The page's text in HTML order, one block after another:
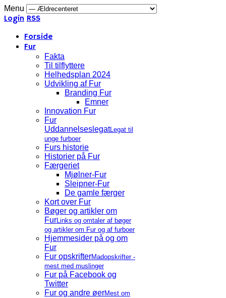
Menu
Login RSS
Forside
Fur
Fakta
Til tilflyttere
Helhedsplan 2024
Udvikling af Fur
Branding Fur
Emner
Innovation Fur
Fur
UddannelseslegatLegat til
unge furboer
Furs historie
Historier på Fur
Færgeriet
Mjølner-Fur
Sleipner-Fur
De gamle færger
Kort over Fur
Bøger og artikler om
FurLinks og omtaler af bøger
og artikler om Fur og af furboer
Hjemmesider på og om
Fur
Fur opskrifterMadopskrifter -
mest med muslinger
Fur på Facebook og
Twitter
Fur og andre øerMest om